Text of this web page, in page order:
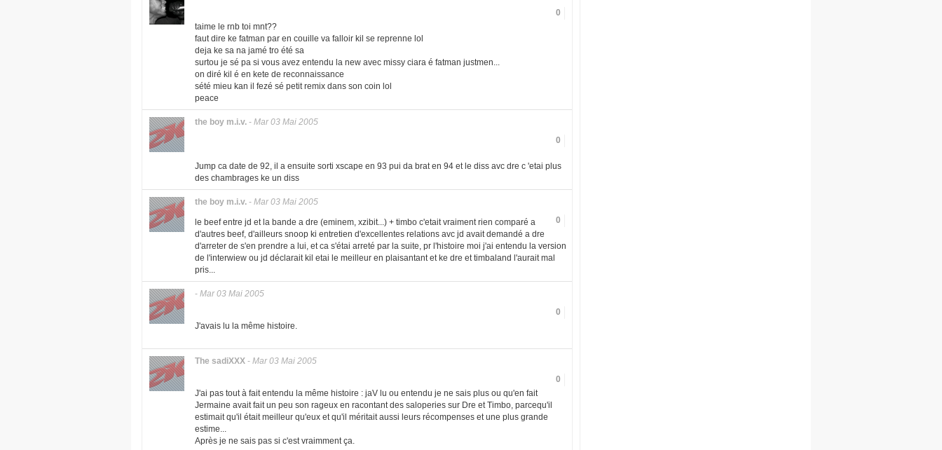
0
taime le rnb toi mnt??
faut dire ke fatman par en couille va falloir kil se reprenne lol
deja ke sa na jamé tro été sa
surtou je sé pa si vous avez entendu la new avec missy ciara é fatman justmen...
on diré kil é en kete de reconnaissance
sété mieu kan il fezé sé petit remix dans son coin lol
peace
the boy m.i.v. - Mar 03 Mai 2005
0
Jump ca date de 92, il a ensuite sorti xscape en 93 pui da brat en 94 et le diss avc dre c 'etai plus
des chambrages ke un diss
the boy m.i.v. - Mar 03 Mai 2005
0
le beef entre jd et la bande a dre (eminem, xzibit...) + timbo c'etait vraiment rien comparé a
d'autres beef, d'ailleurs snoop ki entretien d'excellentes relations avc jd avait demandé a dre
d'arreter de s'en prendre a lui, et ca s'étai arreté par la suite, pr l'histoire moi j'ai entendu la version
de l'interwiew ou jd déclarait kil etai le meilleur en plaisantant et ke dre et timbaland l'aurait mal
pris...
- Mar 03 Mai 2005
0
J'avais lu la même histoire.
The sadiXXX - Mar 03 Mai 2005
0
J'ai pas tout à fait entendu la même histoire : jaV lu ou entendu je ne sais plus ou qu'en fait
Jermaine avait fait un peu son rageux en racontant des saloperies sur Dre et Timbo, parcequ'il
estimait qu'il était meilleur qu'eux et qu'il méritait aussi leurs récompenses et une plus grande
estime...
Après je ne sais pas si c'est vraimment ça.